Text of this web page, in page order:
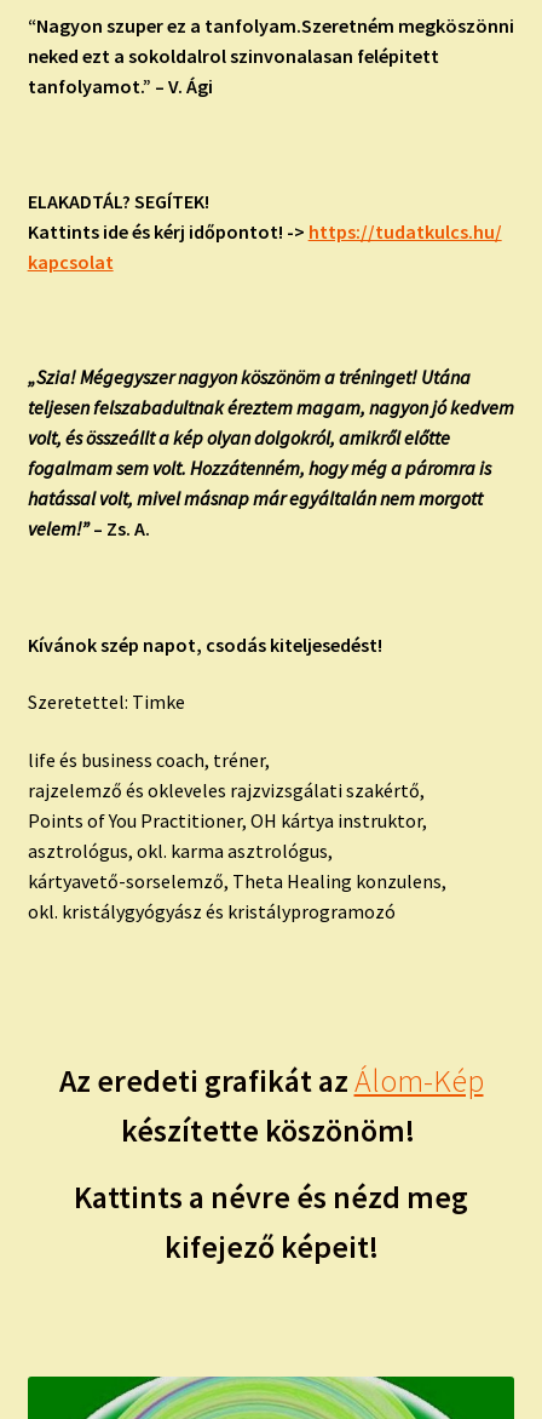
“Nagyon szuper ez a tanfolyam.Szeretném megköszönni
neked ezt a sokoldalrol szinvonalasan felépitett
tanfolyamot.” – V. Ági
ELAKADTÁL? SEGÍTEK!
Kattints ide és kérj időpontot! -> https://tudatkulcs.hu/
kapcsolat
„Szia! Mégegyszer nagyon köszönöm a tréninget! Utána
teljesen felszabadultnak éreztem magam, nagyon jó kedvem
volt, és összeállt a kép olyan dolgokról, amikről előtte
fogalmam sem volt. Hozzátenném, hogy még a páromra is
hatással volt, mivel másnap már egyáltalán nem morgott
velem!”– Zs. A.
Kívánok szép napot, csodás kiteljesedést!
Szeretettel: Timke
life és business coach, tréner,
rajzelemző és okleveles rajzvizsgálati szakértő,
Points of You Practitioner, OH kártya instruktor,
asztrológus, okl. karma asztrológus,
kártyavető-sorselemző, Theta Healing konzulens,
okl. kristálygyógyász és kristályprogramozó
Az eredeti grafikát azÁlom-Kép
készítette köszönöm!
Kattints a névre és nézd meg
kifejező képeit!